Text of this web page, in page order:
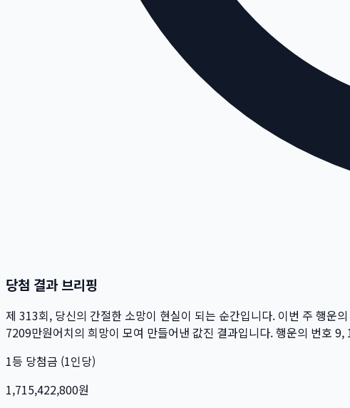
당첨 결과 브리핑
제 313회, 당신의 간절한 소망이 현실이 되는 순간입니다. 이번 주 행운
7209만원어치의 희망이 모여 만들어낸 값진 결과입니다. 행운의 번호 9,
1등 당첨금 (1인당)
1,715,422,800원